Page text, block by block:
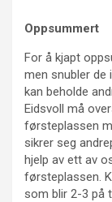
Oppsummert
For å kjapt
men snubler de
kan beholde
Eidsvoll må
førsteplassen
sikrer seg
hjelp av ett av
førsteplassen.
som blir 2-3 på